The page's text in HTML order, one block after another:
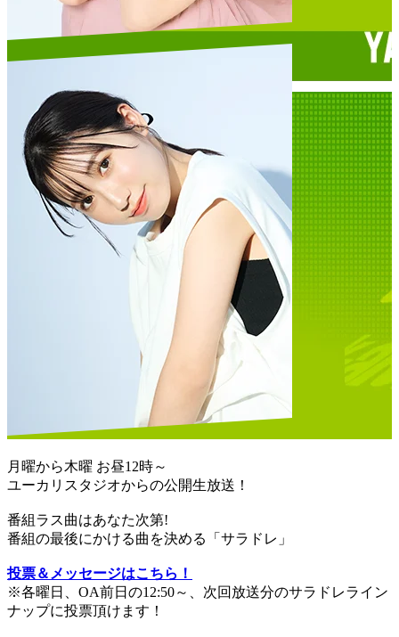
月曜から木曜 お昼12時～
ユーカリスタジオからの公開生放送！
番組ラス曲はあなた次第!
番組の最後にかける曲を決める「サラドレ」
投票＆メッセージはこちら！
※各曜日、OA前日の12:50～、次回放送分のサラドレライン
ナップに投票頂けます！